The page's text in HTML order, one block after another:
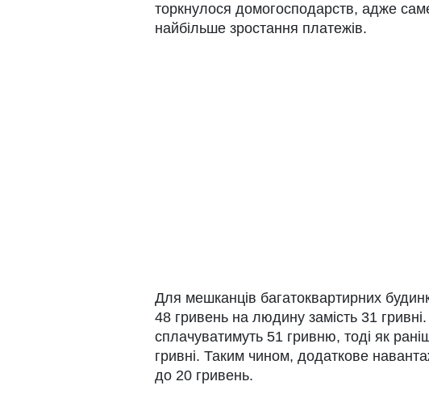
торкнулося домогосподарств, адже
найбільше зростання платежів.
Для мешканців багатоквартирних
48 гривень на людину замість 31
сплачуватимуть 51 гривню, тоді як
гривні. Таким чином, додаткове
до 20 гривень.